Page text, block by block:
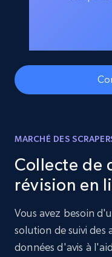
MARCHÉ DES
Collecte de
révision en
Vous avez besoin
solution de suivi des
données d'avis à